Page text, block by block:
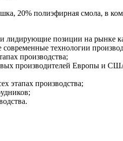
20% полиэфирная смола, в
лидирующие позиции на
технологии
производства;
производителей Европы и
этапах производства;